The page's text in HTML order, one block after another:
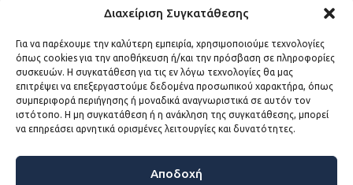
Διαχείριση Συγκατάθεσης
Για να παρέχουμε την καλύτερη εμπειρία, χρησιμοποιούμε τεχνολογίες
όπως cookies για την αποθήκευση ή/και την πρόσβαση σε πληροφορίες
συσκευών. Η συγκατάθεση για τις εν λόγω τεχνολογίες θα μας
επιτρέψει να επεξεργαστούμε δεδομένα προσωπικού χαρακτήρα, όπως
συμπεριφορά περιήγησης ή μοναδικά αναγνωριστικά σε αυτόν τον
ιστότοπο. Η μη συγκατάθεση ή η ανάκληση της συγκατάθεσης, μπορεί
να επηρεάσει αρνητικά ορισμένες λειτουργίες και δυνατότητες.
Αποδοχή
Τηλέφωνα:
+30 213-2147500
Email:
info@kede.gr
ΧΡΗΣΙΜΟΙ ΣΥΝΔΕΣΜΟΙ
Η ΚΕΔΕ
Sitemap
Προσβασιμότητα